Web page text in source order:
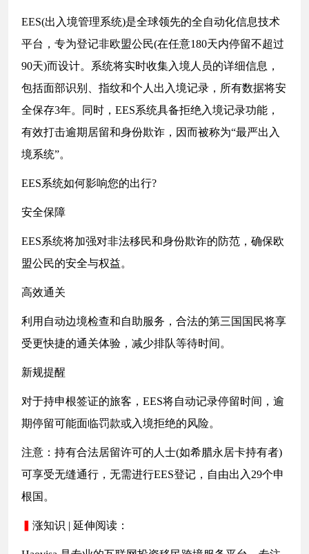
EES(出入境管理系统)是全球领先的全自动化信息技术
平台，专为登记非欧盟公民(在任意180天内停留不超过
90天)而设计。系统将实时收集入境人员的详细信息，
包括面部识别、指纹和个人出入境记录，所有数据将安
全保存3年。同时，EES系统具备拒绝入境记录功能，
有效打击逾期居留和身份欺诈，因而被称为“最严出入
境系统”。
EES系统如何影响您的出行?
安全保障
EES系统将加强对非法移民和身份欺诈的防范，确保欧
盟公民的安全与权益。
高效通关
利用自动边境检查和自助服务，合法的第三国国民将享
受更快捷的通关体验，减少排队等待时间。
新规提醒
对于持申根签证的旅客，EES将自动记录停留时间，逾
期停留可能面临罚款或入境拒绝的风险。
注意：持有合法居留许可的人士(如希腊永居卡持有者)
可享受无缝通行，无需进行EES登记，自由出入29个申
根国。
▍涨知识 | 延伸阅读：